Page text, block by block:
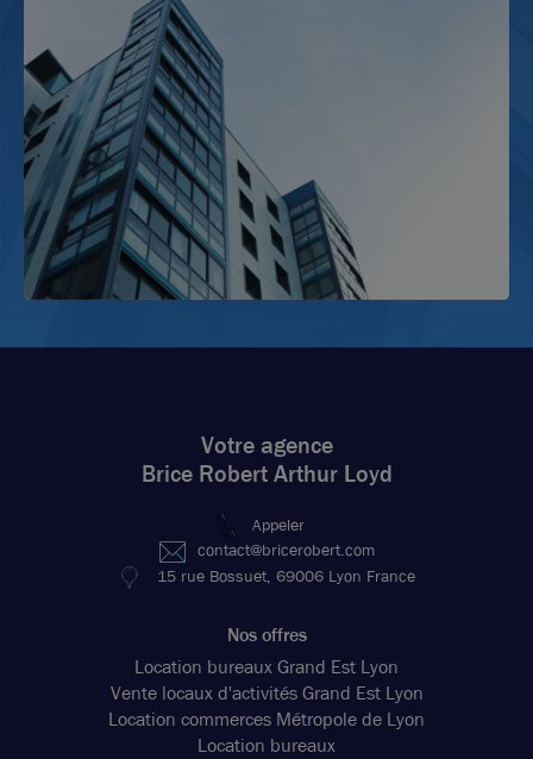
Votre agence
Brice Robert Arthur Loyd
Appeler
contact@bricerobert.com
15 rue Bossuet, 69006 Lyon France
Nos offres
Location bureaux Grand Est Lyon
Vente locaux d'activités Grand Est Lyon
Location commerces Métropole de Lyon
Location bureaux